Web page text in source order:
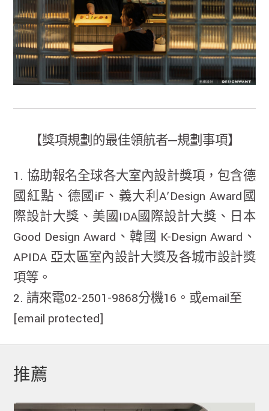
【獎項規劃的最佳領航者─規劃事項】
1. 協助報名全球各大室內設計獎項，包含德
國紅點、德國iF、義大利A’Design Award國
際設計大獎、美國IDA國際設計大獎、日本
Good Design Award、韓國 K-Design Award、
APIDA 亞太區室內設計大獎及各城市設計獎
項等。
2. 請來電02-2501-9868分機16。或email至
[email protected]
推薦